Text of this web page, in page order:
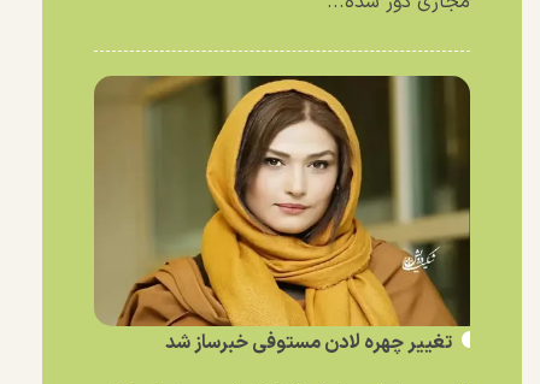
تغییر چهره لادن مستوفی خبرساز شد